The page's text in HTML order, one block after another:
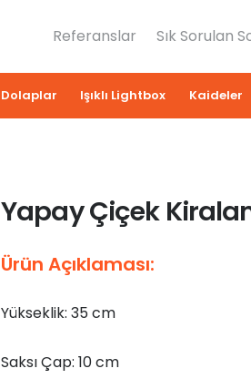
Referanslar Sık Sorulan
Dolaplar Işıklı Lightbox Kaideler
Yapay Çiçek
Ürün Açıklaması:
Yükseklik: 35 cm
Saksı Çap: 10 cm